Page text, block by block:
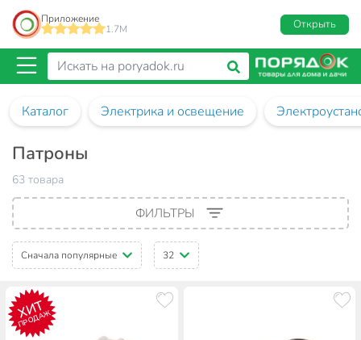
Приложение
1.7M
Открыть
Каталог Электрика и освещение
Патроны
63 товара
ФИЛЬТРЫ
Сначала популярные 32
ХИТ
ПРОДАЖ